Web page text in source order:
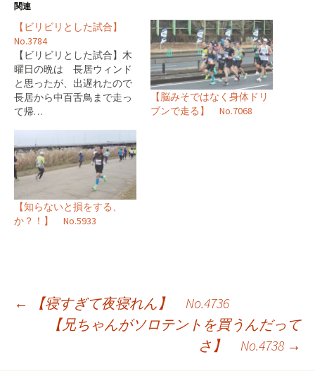
関連
【ビリビリとした試合】
No.3784
【ビリビリとした試合】木
曜日の晩は 長居ウィンド
と思ったが、出遅れたので
長居から中百舌鳥まで走っ
て帰…
【脳みそではなく身体ドリ
ブンで走る】 No.7068
【知らないと損をする、
か？！】 No.5933
投←
【寝すぎて夜寝れん】 No.4736
【兄ちゃんがソロテントを買うんだって
さ】 No.4738 →